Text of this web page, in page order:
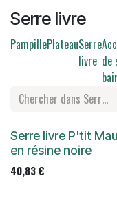
Serre livre
PampillePlateauSerre
livre de
Serre livre P'tit
en résine noire
40,83€